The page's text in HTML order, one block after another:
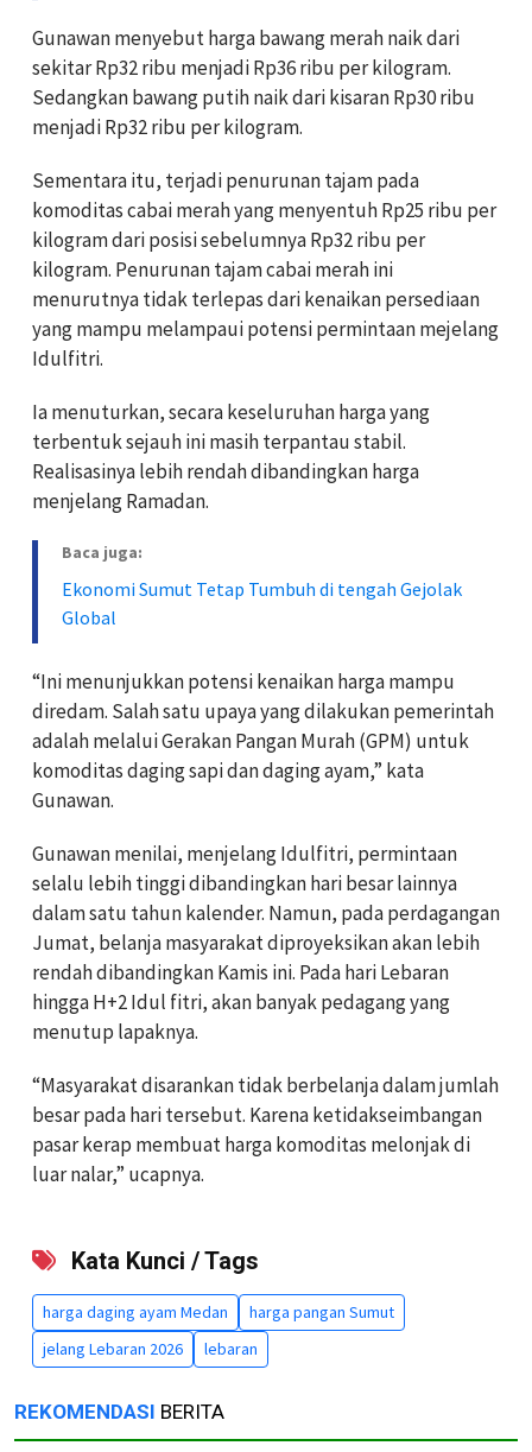
Gunawan menyebut harga bawang merah naik dari
sekitar Rp32 ribu menjadi Rp36 ribu per kilogram.
Sedangkan bawang putih naik dari kisaran Rp30 ribu
menjadi Rp32 ribu per kilogram.
Sementara itu, terjadi penurunan tajam pada
komoditas cabai merah yang menyentuh Rp25 ribu per
kilogram dari posisi sebelumnya Rp32 ribu per
kilogram. Penurunan tajam cabai merah ini
menurutnya tidak terlepas dari kenaikan persediaan
yang mampu melampaui potensi permintaan mejelang
Idulfitri.
Ia menuturkan, secara keseluruhan harga yang
terbentuk sejauh ini masih terpantau stabil.
Realisasinya lebih rendah dibandingkan harga
menjelang Ramadan.
Baca juga:
Ekonomi Sumut Tetap Tumbuh di tengah Gejolak
Global
“Ini menunjukkan potensi kenaikan harga mampu
diredam. Salah satu upaya yang dilakukan pemerintah
adalah melalui Gerakan Pangan Murah (GPM) untuk
komoditas daging sapi dan daging ayam,” kata
Gunawan.
Gunawan menilai, menjelang Idulfitri, permintaan
selalu lebih tinggi dibandingkan hari besar lainnya
dalam satu tahun kalender. Namun, pada perdagangan
Jumat, belanja masyarakat diproyeksikan akan lebih
rendah dibandingkan Kamis ini. Pada hari Lebaran
hingga H+2 Idul fitri, akan banyak pedagang yang
menutup lapaknya.
“Masyarakat disarankan tidak berbelanja dalam jumlah
besar pada hari tersebut. Karena ketidakseimbangan
pasar kerap membuat harga komoditas melonjak di
luar nalar,” ucapnya.
Kata Kunci / Tags
harga daging ayam Medan
harga pangan Sumut
jelang Lebaran 2026
lebaran
REKOMENDASI BERITA